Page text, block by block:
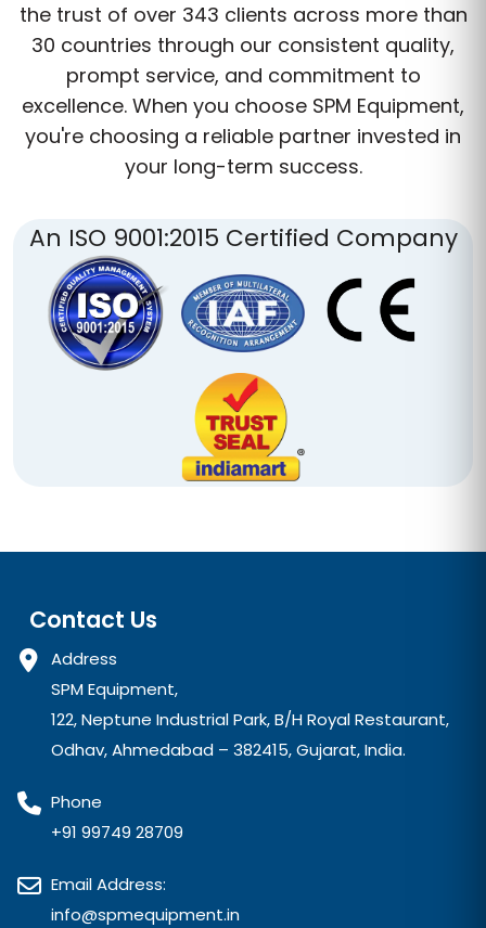
the trust of over 343 clients across more than
30 countries through our consistent quality,
prompt service, and commitment to
excellence. When you choose SPM Equipment,
you're choosing a reliable partner invested in
your long-term success.
An ISO 9001:2015 Certified Company
Contact Us
Address
SPM Equipment,
122, Neptune Industrial Park, B/H Royal Restaurant,
Odhav, Ahmedabad – 382415, Gujarat, India.
Phone
+91 99749 28709
Email Address:
info@spmequipment.in